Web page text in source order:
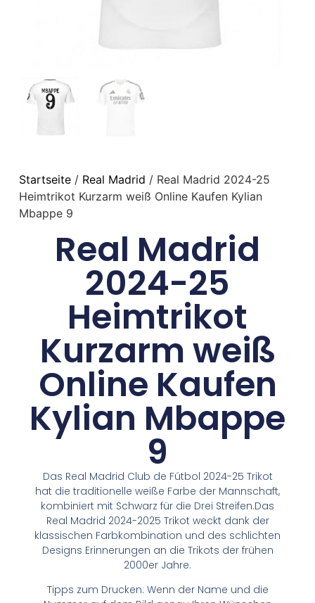
Startseite/ Real Madrid / Real Madrid 2024-25
Heimtrikot Kurzarm weiß Online Kaufen Kylian
Mbappe 9
Real Madrid
2024-25
Heimtrikot
Kurzarm weiß
Online Kaufen
Kylian Mbappe
9
Das Real Madrid Club de Fútbol 2024-25 Trikot
hat die traditionelle weiße Farbe der Mannschaft,
kombiniert mit Schwarz für die Drei Streifen.Das
Real Madrid 2024-2025 Trikot weckt dank der
klassischen Farbkombination und des schlichten
Designs Erinnerungen an die Trikots der frühen
2000er Jahre.
Tipps zum Drucken: Wenn der Name und die